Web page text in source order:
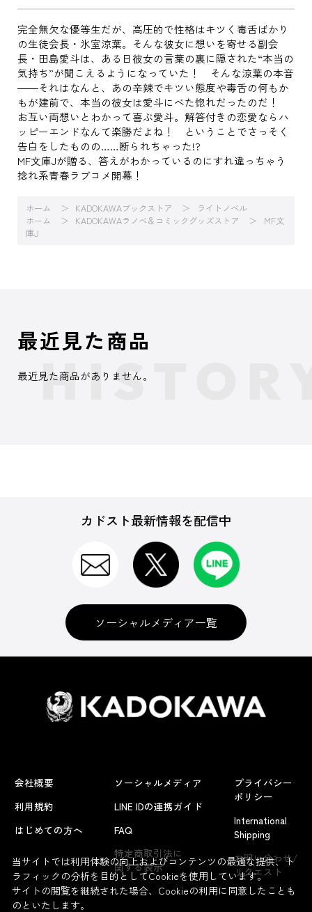
完全無欠な優等生だが、高圧的で性格はキツく毒舌ばかり
の生徒会長・氷室涼葉。そんな彼女に想いを寄せる副会
長・田島愛斗は、ある日彼女の言葉の裏に隠された“本当の
気持ち”が聞こえるようになっていた！ そんな涼葉の本音
――それはなんと、あの辛辣でキツい態度や毒舌の何もか
もが建前で、本当の彼女は愛斗にべた惚れだったのだ！
お互い両想いとわかって喜ぶ愛斗。解答付きの恋愛ならハ
ッピーエンドなんて楽勝だよね！ ということでさっそく
告白をしたものの……断られちゃった!?
MF文庫Jが贈る、答えがわかっているのにすれ違っちゃう
捻れ系青春ラブコメ開幕！
ホーム KADOKAWAブックストア
ライトノベル
ホーム
KADOKAWAラノベ＆コミックグッズストア
MF文
庫J
よくあるお問い合わせ
最近見た商品
最近見た商品がありません。
カドスト最新情報を配信中
ソーシャルメディア一覧
会社概要
利用規約
はじめての方へ
ソーシャルメディア
LINE IDの連携ガイド
FAQ
特定商取引法に
関する表示
プライバシー
ポリシー
International
Shipping
お問い合わせ/
リクエスト
当サイトでは利用体験の向上およびコンテンツの最適な提供、ト
ラフィックの分析を目的としてCookieを使用しています。
サイトの閲覧を継続された場合、Cookieの利用に同意したことも
のといたします。